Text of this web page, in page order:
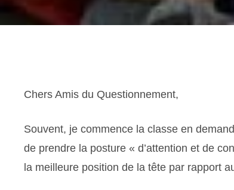
Chers Amis du Questionnement,
Souvent, je commence la classe en
de prendre la posture « d’attention et de
la meilleure position de la tête par rapport